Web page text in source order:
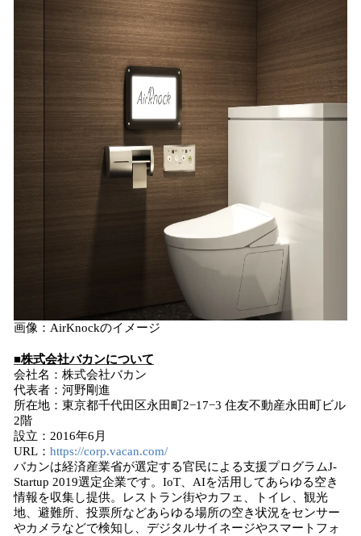
画像：AirKnockのイメージ
■株式会社バカンについて
会社名：株式会社バカン
代表者：河野剛進
所在地：東京都千代田区永田町2−17−3 住友不動産永田町ビル
2階
設立：2016年6月
URL： https://corp.vacan.com/
バカンは経済産業省が選定する官民による支援プログラムJ-
Startup 2019選定企業です。IoT、AIを活用してあらゆる空き
情報を収集し提供。レストラン街やカフェ、トイレ、観光
地、避難所、投票所などあらゆる場所の空き状況をセンサー
やカメラなどで検知し、デジタルサイネージやスマートフォ